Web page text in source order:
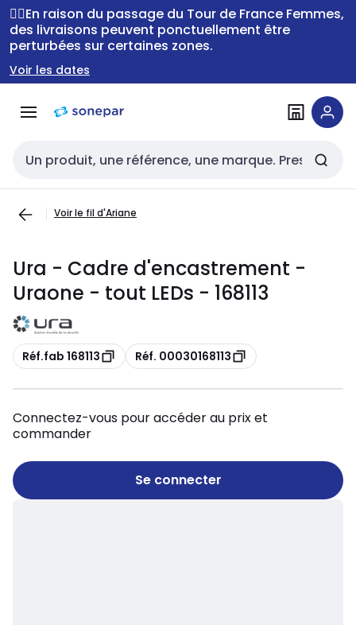
Passer à la
navigation
Passer
au
contenu
🚴‍♂️En raison du passage du Tour de France Femmes,
des livraisons peuvent ponctuellement être
perturbées sur certaines zones.
Voir les dates
Entrée de recherche
Voir le fil d'Ariane
Ura - Cadre d'encastrement -
Uraone - tout LEDs - 168113
Copie
Réf.fab 168113 Copie
Réf. 00030168113
Connectez-vous pour accéder au prix et
commander
Se connecter